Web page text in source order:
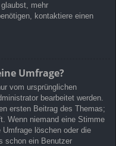
mehr
kontaktiere einen
Umfrage?
vom ursprünglichen
bearbeitet werden.
ersten Beitrag des Themas;
Wenn niemand eine Stimme
löschen oder die
schon ein Benutzer